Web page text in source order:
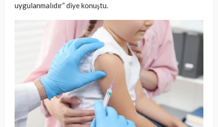
uygulanmalıdır” diye konuştu.